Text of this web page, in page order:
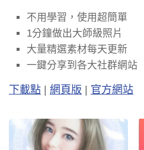
不用學習，使用超簡單
1分鐘做出大師級照片
大量精選素材每天更新
一鍵分享到各大社群網站
下載點 網頁版 官方網站